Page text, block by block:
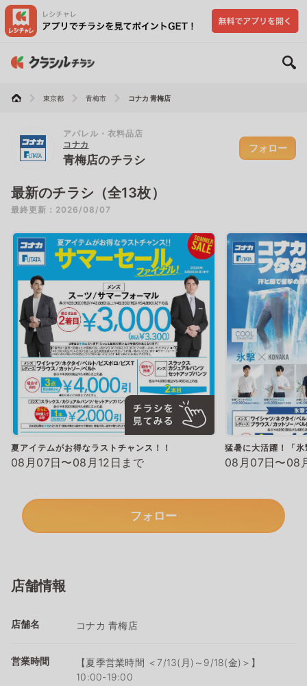
東京都 青梅市 コナカ 青梅店
アパレル・衣料品店
コナカ
青梅店のチラシ
フォロー
最新のチラシ（全13枚）
最終更新：2026/08/07
夏アイテムがお得なラストチャンス！！
08月07日〜08月12日まで
猛暑に大活躍！「
08月07日〜08
フォロー
店舗情報
店舗名 コナカ 青梅店
営業時間
【夏季営業時間 ＜7/13(月)～9/18(金)＞】
10:00-19:00